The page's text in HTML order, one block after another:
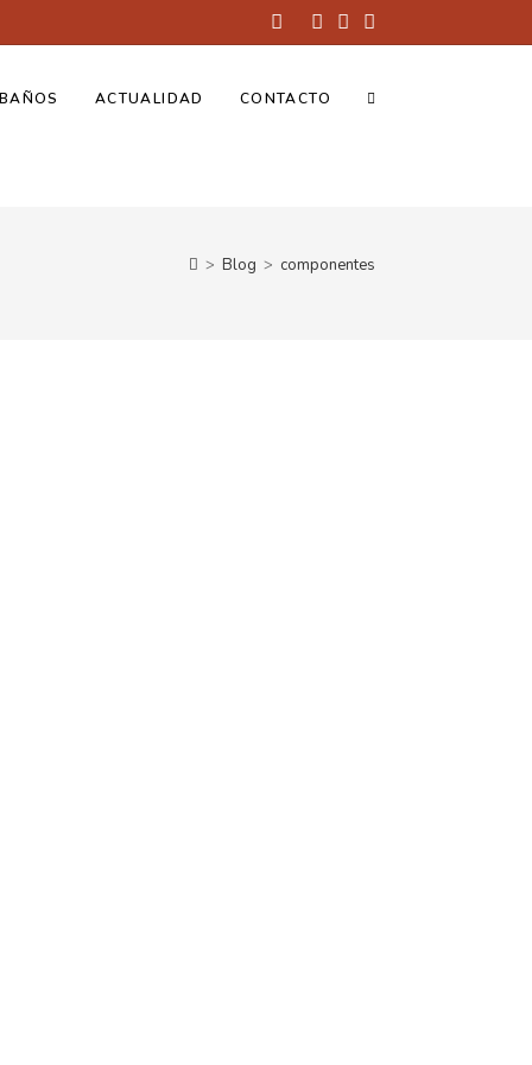
BAÑOS ACTUALIDAD CONTACTO
> Blog > componentes